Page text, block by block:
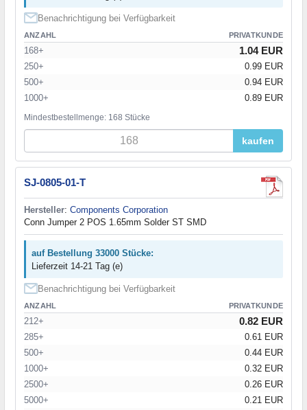
Benachrichtigung bei Verfügbarkeit
ANZAHL PRIVATKUNDE
168+ 1.04 EUR
250+
0.99 EUR
500+
0.94 EUR
1000+
0.89 EUR
Mindestbestellmenge: 168 Stücke
kaufen
SJ-0805-01-T
Hersteller: Components Corporation
Conn Jumper 2 POS 1.65mm Solder ST SMD
auf Bestellung 33000 Stücke:
Lieferzeit 14-21 Tag (e)
Benachrichtigung bei Verfügbarkeit
ANZAHL PRIVATKUNDE
212+ 0.82 EUR
285+
0.61 EUR
500+
0.44 EUR
1000+
0.32 EUR
2500+
0.26 EUR
5000+
0.21 EUR